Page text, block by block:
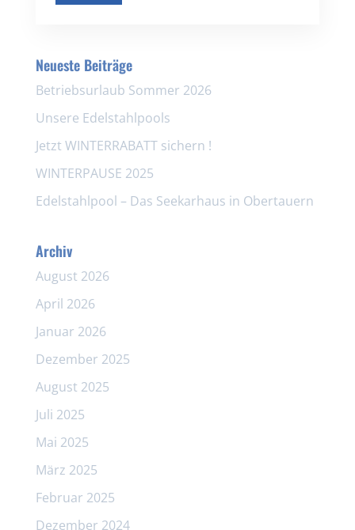
Neueste Beiträge
Betriebsurlaub Sommer 2026
Unsere Edelstahlpools
Jetzt WINTERRABATT sichern !
WINTERPAUSE 2025
Edelstahlpool – Das Seekarhaus in Obertauern
Archiv
August 2026
April 2026
Januar 2026
Dezember 2025
August 2025
Juli 2025
Mai 2025
März 2025
Februar 2025
Dezember 2024